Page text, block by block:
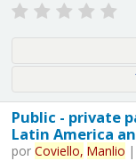
Public - private
Latin America
por Coviello, Manlio |